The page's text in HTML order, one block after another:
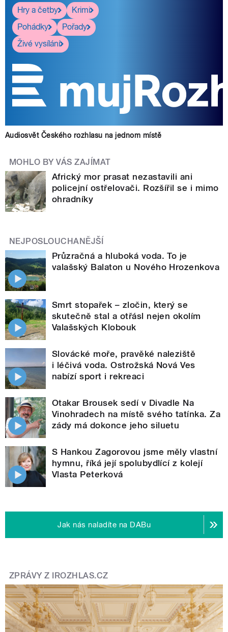
Hry a četby
Krimi
Pohádky
Pořady
Živé vysílání
Audiosvět Českého rozhlasu na jednom místě
MOHLO BY VÁS ZAJÍMAT
Africký mor prasat nezastavili ani
policejní ostřelovači. Rozšířil se i mimo
ohradníky
NEJPOSLOUCHANĚJŠÍ
Průzračná a hluboká voda. To je
valašský Balaton u Nového Hrozenkova
Smrt stopařek – zločin, který se
skutečně stal a otřásl nejen okolím
Valašských Klobouk
Slovácké moře, pravěké naleziště
i léčivá voda. Ostrožská Nová Ves
nabízí sport i rekreaci
Otakar Brousek sedí v Divadle Na
Vinohradech na místě svého tatínka. Za
zády má dokonce jeho siluetu
S Hankou Zagorovou jsme měly vlastní
hymnu, říká její spolubydlící z kolejí
Vlasta Peterková
Jak nás naladíte na DABu
ZPRÁVY Z IROZHLAS.CZ